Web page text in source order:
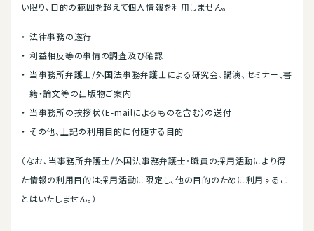
い限り、目的の範囲を超えて個人情報を利用しません。
法律事務の遂行
利益相反等の事情の調査及び確認
当事務所弁護士/外国法事務弁護士による研究会、講演、セミナー、書
籍・論文等の出版物ご案内
当事務所の挨拶状（E-mailによるものを含む）の送付
その他、上記の利用目的に付随する目的
（なお、当事務所弁護士/外国法事務弁護士・職員の採用活動により得
た情報の利用目的は採用活動に限定し、他の目的のために利用するこ
とはいたしません。）